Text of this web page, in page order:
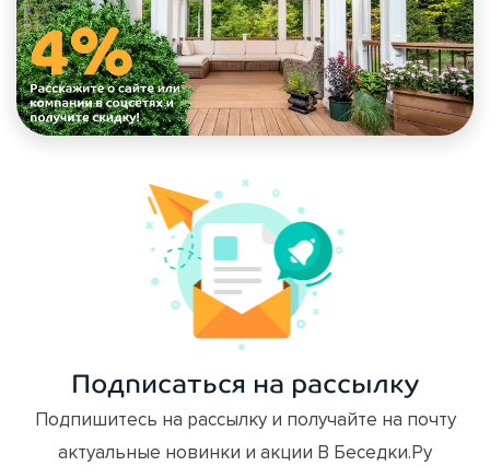
Подписаться на рассылку
Подпишитесь на рассылку и получайте на почту
актуальные новинки и акции В Беседки.Ру